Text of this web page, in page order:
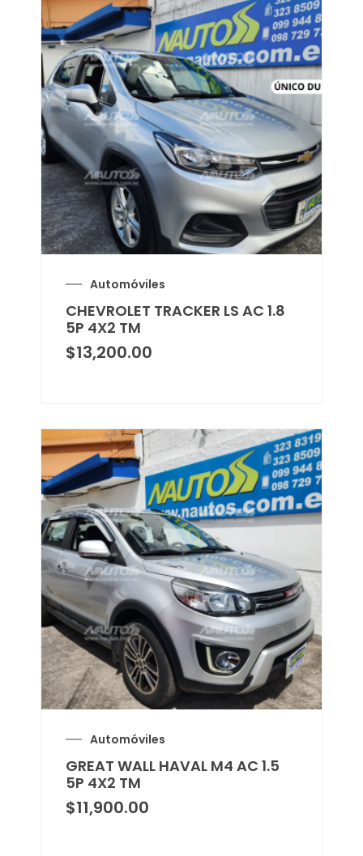
Automóviles
CHEVROLET TRACKER LS AC 1.8
5P 4X2 TM
$13,200.00
Automóviles
GREAT WALL HAVAL M4 AC 1.5
5P 4X2 TM
$11,900.00